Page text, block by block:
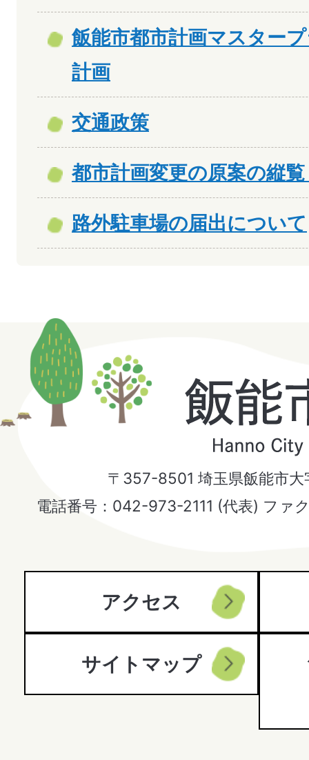
飯能市都市計画マスター
計画
交通政策
都市計画変更の原案の縦
路外駐車場の届出について
飯
能
Hanno
〒357-8501 埼玉県飯能市大
電話番号：042-973-2111 (代表) ファ
アクセス
サイトマップ